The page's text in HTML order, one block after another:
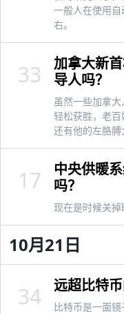
一般人在使用
右。
加拿大新
导人吗？
虽然一些加拿
轻松获胜，老
还有他的左胳膊
33
中央供暖
吗？
现在是时候关掉
17
10月21日
远超比特
比特币是一面
34